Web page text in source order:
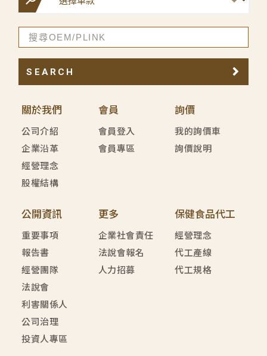
關於我們
公司介紹
企業沿革
經營理念
股權結構
會員
會員登入
會員專區
詢價
我的詢價車
詢價說明
公開資訊
重要事項
報告書
經營團隊
法說會
利害關係人
公司治理
投資人專區
更多
企業社會責任
法說會報名
人力招募
保健食品代工
經營理念
代工產線
代工規格
SEARCH